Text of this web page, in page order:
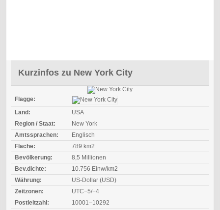
Kurzinfos zu New York City
Flagge:
Land:
USA
Region / Staat:
New York
Amtssprachen:
Englisch
Fläche:
789 km2
Bevölkerung:
8,5 Millionen
Bev.dichte:
10.756 Einw/km2
Währung:
US-Dollar (USD)
Zeitzonen:
UTC−5/−4
Postleitzahl:
10001–10292